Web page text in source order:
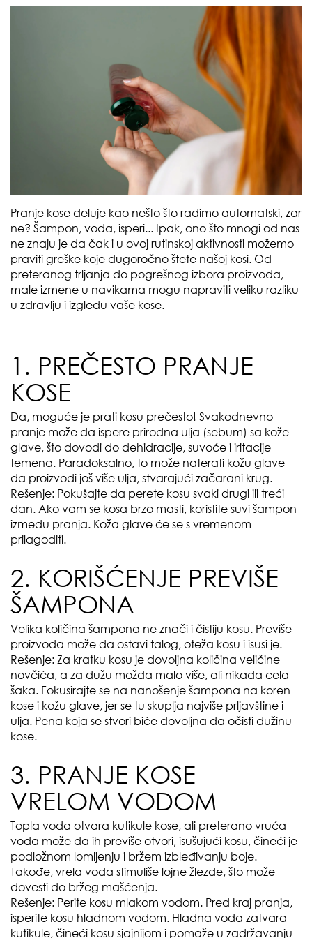
Pranje kose deluje kao nešto što radimo automatski, zar
ne? Šampon, voda, isperi... Ipak, ono što mnogi od nas
ne znaju je da čak i u ovoj rutinskoj aktivnosti možemo
praviti greške koje dugoročno štete našoj kosi. Od
preteranog trljanja do pogrešnog izbora proizvoda,
male izmene u navikama mogu napraviti veliku razliku
u zdravlju i izgledu vaše kose.
1. PREČESTO PRANJE
KOSE
Da, moguće je prati kosu prečesto! Svakodnevno
pranje može da ispere prirodna ulja (sebum) sa kože
glave, što dovodi do dehidracije, suvoće i iritacije
temena. Paradoksalno, to može naterati kožu glave
da proizvodi još više ulja, stvarajući začarani krug.
Rešenje: Pokušajte da perete kosu svaki drugi ili treći
dan. Ako vam se kosa brzo masti, koristite suvi šampon
između pranja. Koža glave će se s vremenom
prilagoditi.
2. KORIŠĆENJE PREVIŠE
ŠAMPONA
Velika količina šampona ne znači i čistiju kosu. Previše
proizvoda može da ostavi talog, oteža kosu i isusi je.
Rešenje: Za kratku kosu je dovoljna količina veličine
novčića, a za dužu možda malo više, ali nikada cela
šaka. Fokusirajte se na nanošenje šampona na koren
kose i kožu glave, jer se tu skuplja najviše prljavštine i
ulja. Pena koja se stvori biće dovoljna da očisti dužinu
kose.
3. PRANJE KOSE
VRELOM VODOM
Topla voda otvara kutikule kose, ali preterano vruća
voda može da ih previše otvori, isušujući kosu, čineći je
podložnom lomljenju i bržem izbleđivanju boje.
Takođe, vrela voda stimuliše lojne žlezde, što može
dovesti do bržeg mašćenja.
Rešenje: Perite kosu mlakom vodom. Pred kraj pranja,
isperite kosu hladnom vodom. Hladna voda zatvara
kutikule, čineći kosu sjajnijom i pomaže u zadržavanju